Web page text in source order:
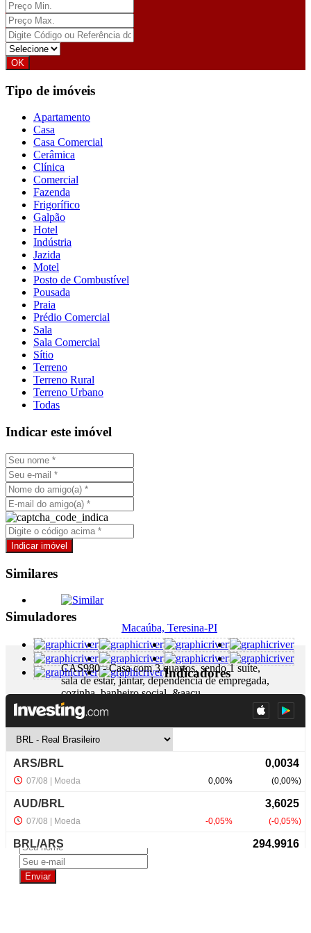
Tipo de imóveis
Apartamento
Casa
Casa Comercial
Cerâmica
Clínica
Comercial
Fazenda
Frigorífico
Galpão
Hotel
Indústria
Jazida
Motel
Posto de Combustível
Pousada
Praia
Prédio Comercial
Sala
Sala Comercial
Sítio
Terreno
Terreno Rural
Terreno Urbano
Todas
Indicar este imóvel
Similares
Macaúba, Teresina-PI
CAS980 - Casa com 3 quartos, sendo 1 suíte,
sala de estar, jantar, dependência de empregada,
cozinha, banheiro social, &aacu...
+ Detalhes
R$ 380.000,00
Simuladores
Indicadores
NewsLetter